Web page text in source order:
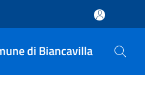
di Biancavilla